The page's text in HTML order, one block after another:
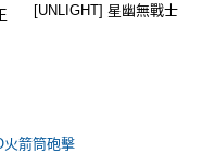
[UNLIGHT] 星幽無戰士
火箭筒砲擊